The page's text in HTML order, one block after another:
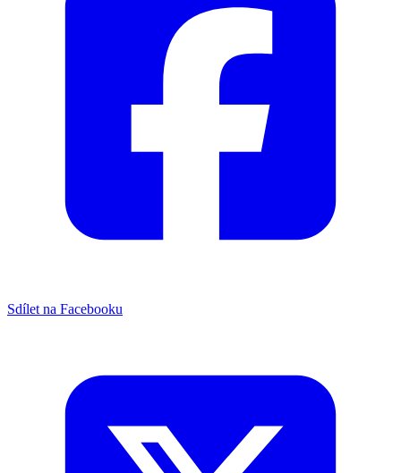
Sdílet na Facebooku